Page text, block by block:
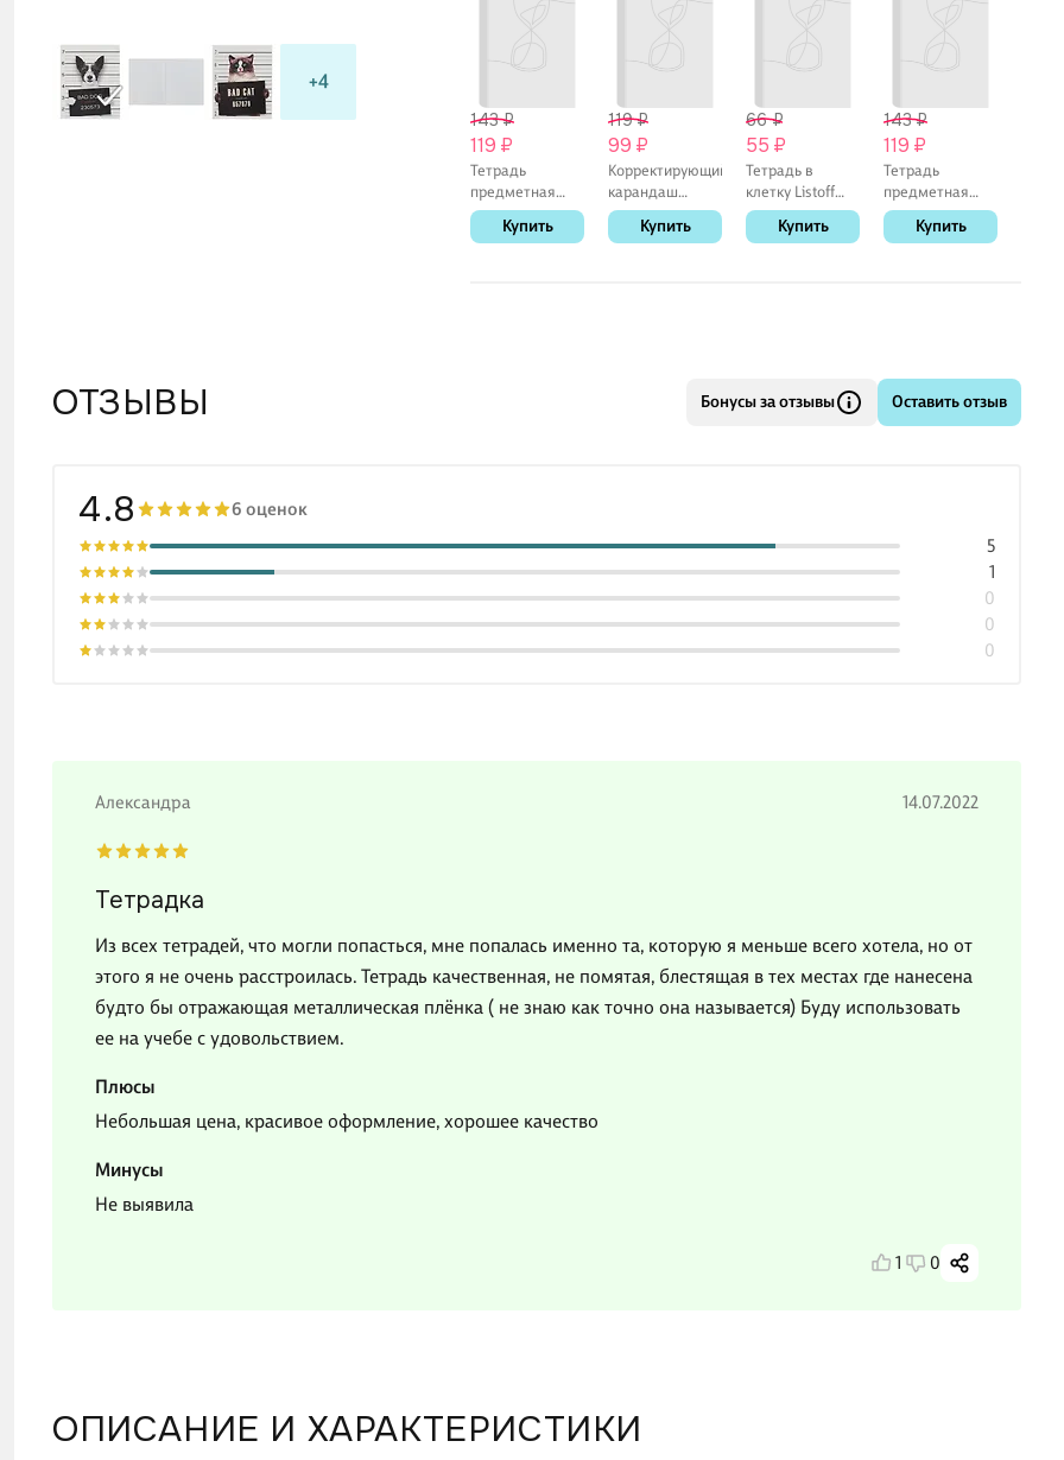
+4
143 ₽
119 ₽
Тетрадь
предметная
«Жабка.
География» 48
Купить
119 ₽
99 ₽
Корректирующий
карандаш
GoodMark, 8 мл,
металлический
Купить
66 ₽
55 ₽
Тетрадь в
клетку Listoff
«Классическая
серия» в
Купить
143 ₽
119 ₽
Тетрадь
предметная
«Жабка.
Английский
Купить
ОПИСАНИЕ И ХАРАКТЕРИСТИКИ
ОТЗЫВЫ Бонусы за отзывы Оставить отзыв
4.8 6 оценок
0
0
0
1
5
Александра 14.07.2022
Тетрадка
Из всех тетрадей, что могли попасться, мне попалась именно та, которую я меньше всего хотела, но от
этого я не очень расстроилась. Тетрадь качественная, не помятая, блестящая в тех местах где нанесена
будто бы отражающая металлическая плёнка ( не знаю как точно она называется) Буду использовать
ее на учебе с удовольствием.
Плюсы
Небольшая цена, красивое оформление, хорошее качество
Минусы
Не выявила
1 0